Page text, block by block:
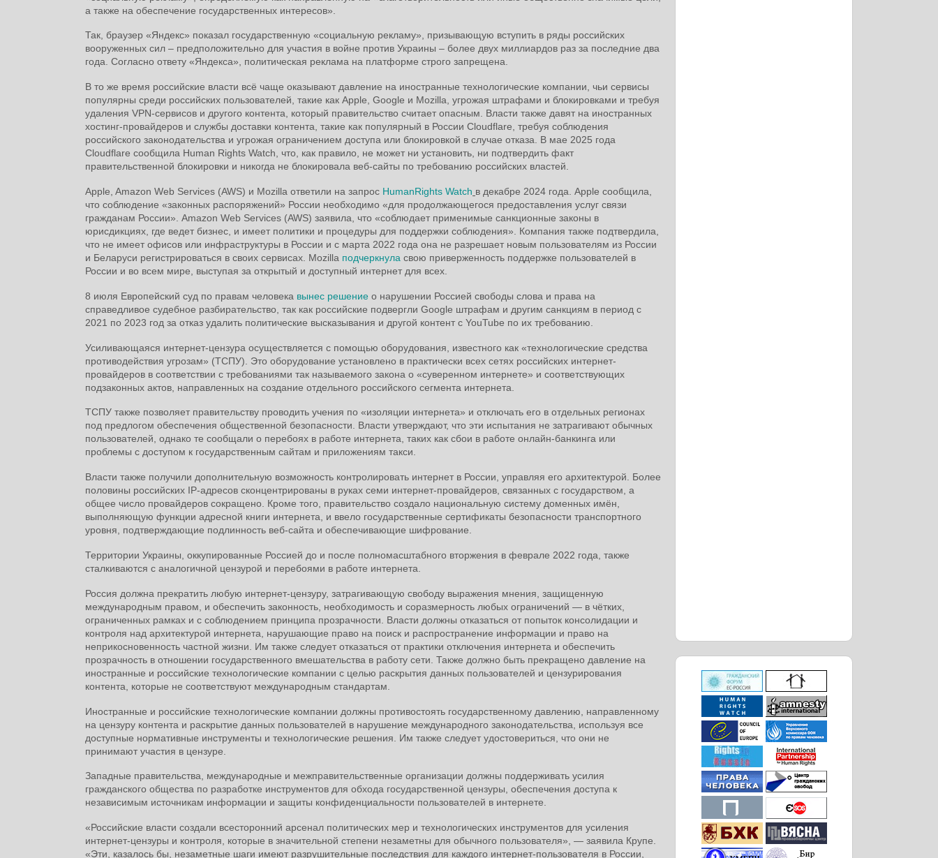
а также на обеспечение государственных интересов».
Так, браузер «Яндекс» показал государственную «социальную рекламу», призывающую вступить в ряды российских
вооруженных сил – предположительно для участия в войне против Украины – более двух миллиардов раз за последние два
года. Согласно ответу «Яндекса», политическая реклама на платформе строго запрещена.
В то же время российские власти всё чаще оказывают давление на иностранные технологические компании, чьи сервисы
популярны среди российских пользователей, такие как Apple, Google и Mozilla, угрожая штрафами и блокировками и требуя
удаления VPN-сервисов и другого контента, который правительство считает опасным. Власти также давят на иностранных
хостинг-провайдеров и службы доставки контента, такие как популярный в России Cloudflare, требуя соблюдения
российского законодательства и угрожая ограничением доступа или блокировкой в случае отказа. В мае 2025 года
Cloudflare сообщила Human Rights Watch, что, как правило, не может ни установить, ни подтвердить факт
правительственной блокировки и никогда не блокировала веб-сайты по требованию российских властей.
Apple, Amazon Web Services (AWS) и Mozilla ответили на запрос HumanRights Watch в декабре 2024 года. Apple сообщила,
что соблюдение «законных распоряжений» России необходимо «для продолжающегося предоставления услуг связи
гражданам России». Amazon Web Services (AWS) заявила, что «соблюдает применимые санкционные законы в
юрисдикциях, где ведет бизнес, и имеет политики и процедуры для поддержки соблюдения». Компания также подтвердила,
что не имеет офисов или инфраструктуры в России и с марта 2022 года она не разрешает новым пользователям из России
и Беларуси регистрироваться в своих сервисах. Mozilla подчеркнула свою приверженность поддержке пользователей в
России и во всем мире, выступая за открытый и доступный интернет для всех.
8 июля Европейский суд по правам человека вынес решение о нарушении Россией свободы слова и права на
справедливое судебное разбирательство, так как российские подвергли Google штрафам и другим санкциям в период с
2021 по 2023 год за отказ удалить политические высказывания и другой контент с YouTube по их требованию.
Усиливающаяся интернет-цензура осуществляется с помощью оборудования, известного как «технологические средства
противодействия угрозам» (ТСПУ). Это оборудование установлено в практически всех сетях российских интернет-
провайдеров в соответствии с требованиями так называемого закона о «суверенном интернете» и соответствующих
подзаконных актов, направленных на создание отдельного российского сегмента интернета.
ТСПУ также позволяет правительству проводить учения по «изоляции интернета» и отключать его в отдельных регионах
под предлогом обеспечения общественной безопасности. Власти утверждают, что эти испытания не затрагивают обычных
пользователей, однако те сообщали о перебоях в работе интернета, таких как сбои в работе онлайн-банкинга или
проблемы с доступом к государственным сайтам и приложениям такси.
Власти также получили дополнительную возможность контролировать интернет в России, управляя его архитектурой. Более
половины российских IP-адресов сконцентрированы в руках семи интернет-провайдеров, связанных с государством, а
общее число провайдеров сокращено. Кроме того, правительство создало национальную систему доменных имён,
выполняющую функции адресной книги интернета, и ввело государственные сертификаты безопасности транспортного
уровня, подтверждающие подлинность веб-сайта и обеспечивающие шифрование.
Территории Украины, оккупированные Россией до и после полномасштабного вторжения в феврале 2022 года, также
сталкиваются с аналогичной цензурой и перебоями в работе интернета.
Россия должна прекратить любую интернет-цензуру, затрагивающую свободу выражения мнения, защищенную
международным правом, и обеспечить законность, необходимость и соразмерность любых ограничений — в чётких,
ограниченных рамках и с соблюдением принципа прозрачности. Власти должны отказаться от попыток консолидации и
контроля над архитектурой интернета, нарушающие право на поиск и распространение информации и право на
неприкосновенность частной жизни. Им также следует отказаться от практики отключения интернета и обеспечить
прозрачность в отношении государственного вмешательства в работу сети. Также должно быть прекращено давление на
иностранные и российские технологические компании с целью раскрытия данных пользователей и цензурирования
контента, которые не соответствуют международным стандартам.
Иностранные и российские технологические компании должны противостоять государственному давлению, направленному
на цензуру контента и раскрытие данных пользователей в нарушение международного законодательства, используя все
доступные нормативные инструменты и технологические решения. Им также следует удостовериться, что они не
принимают участия в цензуре.
Западные правительства, международные и межправительственные организации должны поддерживать усилия
гражданского общества по разработке инструментов для обхода государственной цензуры, обеспечения доступа к
независимым источникам информации и защиты конфиденциальности пользователей в интернете.
«Российские власти создали всесторонний арсенал политических мер и технологических инструментов для усиления
интернет-цензуры и контроля, которые в значительной степени незаметны для обычного пользователя», — заявила Крупе.
«Эти, казалось бы, незаметные шаги имеют разрушительные последствия для каждого интернет-пользователя в России,